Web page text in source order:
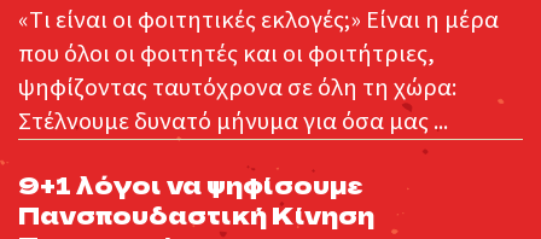
«Τι είναι οι φοιτητικές εκλογές;» Είναι η μέρα
που όλοι οι φοιτητές και οι φοιτήτριες,
ψηφίζοντας ταυτόχρονα σε όλη τη χώρα:
Στέλνουμε δυνατό μήνυμα για όσα μας ...
9+1 λόγοι να ψηφίσουμε
Πανσπουδαστική Κίνηση